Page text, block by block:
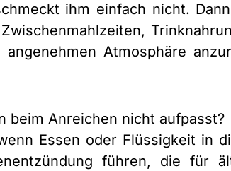
ihm einfach nicht.
Atmosphäre
beim Anreichen nicht aufpasst?
Essen oder Flüssigkeit in
führen, die für